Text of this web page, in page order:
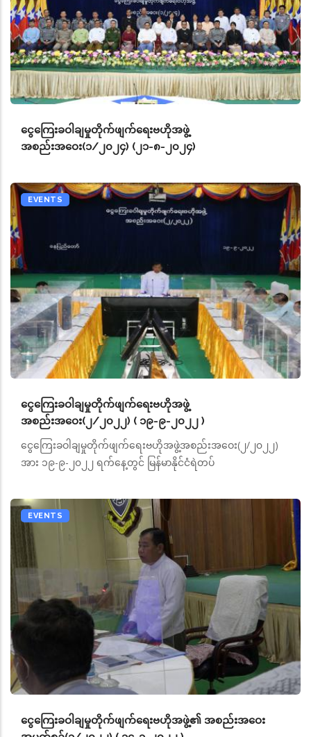
ငွေကြေးခဝါချမှုတိုက်ဖျက်ရေးဗဟိုအဖွဲ့
အစည်းအဝေး(၁/၂၀၂၄) (၂၁-၈-၂၀၂၄)
EVENTS
ငွေကြေးခဝါချမှုတိုက်ဖျက်ရေးဗဟိုအဖွဲ့
အစည်းအဝေး(၂/၂၀၂၂) ( ၁၉-၉-၂၀၂၂ )
ငွေကြေးခဝါချမှုတိုက်ဖျက်ရေးဗဟိုအဖွဲ့အစည်းအဝေး(၂/၂၀၂၂)
အား ၁၉-၉-၂၀၂၂ ရက်နေ့တွင် မြန်မာနိုင်ငံရဲတပ်
EVENTS
ငွေကြေးခဝါချမှုတိုက်ဖျက်ရေးဗဟိုအဖွဲ့၏ အစည်းအဝေး